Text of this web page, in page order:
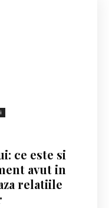
ce este si
avut in
relatiile